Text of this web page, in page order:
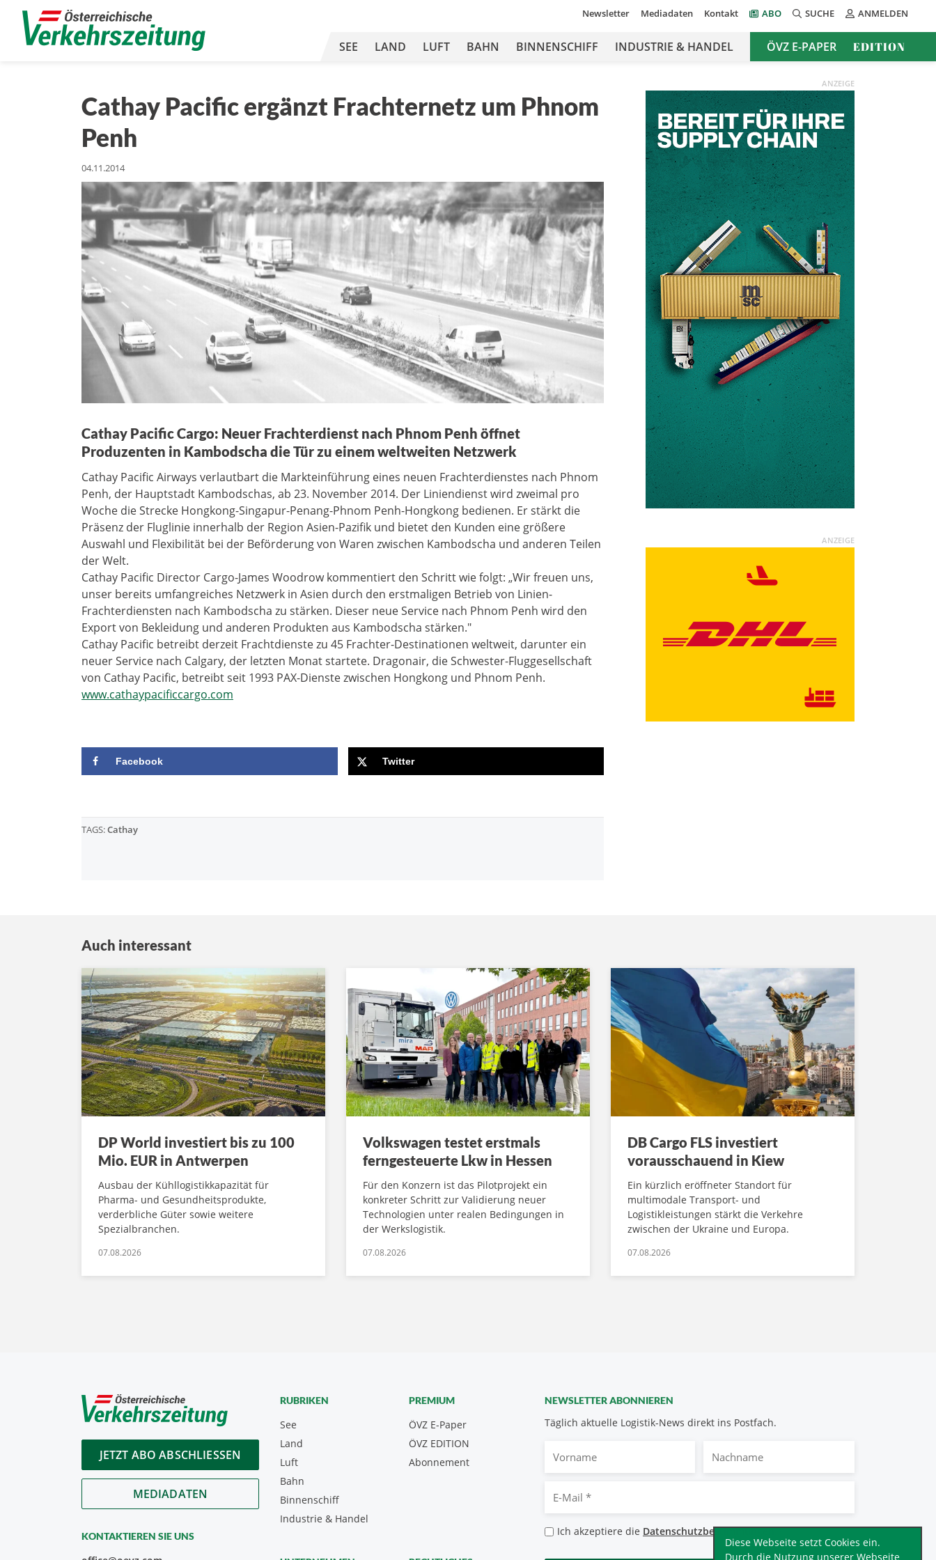
Diese Webseite setzt Cookies ein.
Durch die Nutzung unserer Webseite
Newsletter Mediadaten Kontakt ABO SUCHE ANMELDEN
SEE LAND LUFT BAHN BINNENSCHIFF INDUSTRIE & HANDEL ÖVZ E-PAPER EDITION
Cathay Pacific ergänzt Frachternetz um Phnom
Penh
04.11.2014
Cathay Pacific Cargo: Neuer Frachterdienst nach Phnom Penh öffnet
Produzenten in Kambodscha die Tür zu einem weltweiten Netzwerk
Cathay Pacific Airways verlautbart die Markteinführung eines neuen Frachterdienstes nach Phnom
Penh, der Hauptstadt Kambodschas, ab 23. November 2014. Der Liniendienst wird zweimal pro
Woche die Strecke Hongkong-Singapur-Penang-Phnom Penh-Hongkong bedienen. Er stärkt die
Präsenz der Fluglinie innerhalb der Region Asien-Pazifik und bietet den Kunden eine größere
Auswahl und Flexibilität bei der Beförderung von Waren zwischen Kambodscha und anderen Teilen
der Welt.
Cathay Pacific Director Cargo-James Woodrow kommentiert den Schritt wie folgt: „Wir freuen uns,
unser bereits umfangreiches Netzwerk in Asien durch den erstmaligen Betrieb von Linien-
Frachterdiensten nach Kambodscha zu stärken. Dieser neue Service nach Phnom Penh wird den
Export von Bekleidung und anderen Produkten aus Kambodscha stärken."
Cathay Pacific betreibt derzeit Frachtdienste zu 45 Frachter-Destinationen weltweit, darunter ein
neuer Service nach Calgary, der letzten Monat startete. Dragonair, die Schwester-Fluggesellschaft
von Cathay Pacific, betreibt seit 1993 PAX-Dienste zwischen Hongkong und Phnom Penh.
www.cathaypacificcargo.com
Facebook Twitter
TAGS:Cathay
ANZEIGE
ANZEIGE
Auch interessant
DP World investiert bis zu 100
Mio. EUR in Antwerpen
Ausbau der Kühllogistikkapazität für
Pharma- und Gesundheitsprodukte,
verderbliche Güter sowie weitere
Spezialbranchen.
07.08.2026
Volkswagen testet erstmals
ferngesteuerte Lkw in Hessen
Für den Konzern ist das Pilotprojekt ein
konkreter Schritt zur Validierung neuer
Technologien unter realen Bedingungen in
der Werkslogistik.
07.08.2026
DB Cargo FLS investiert
vorausschauend in Kiew
Ein kürzlich eröffneter Standort für
multimodale Transport- und
Logistikleistungen stärkt die Verkehre
zwischen der Ukraine und Europa.
07.08.2026
JETZT ABO ABSCHLIESSEN
MEDIADATEN
KONTAKTIEREN SIE UNS
NEWSLETTER ABONNIEREN
Täglich aktuelle Logistik-News direkt ins Postfach.
Mail
Datenschutzbestimmungen
Ich akzeptiere die Datenschutzbestimmungen.*
CAPTCHA
RUBRIKEN
See
Land
Luft
Bahn
Binnenschiff
Industrie & Handel
PREMIUM
ÖVZ E-Paper
Abonnement
ÖVZ EDITION